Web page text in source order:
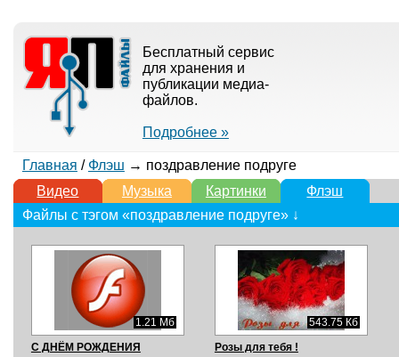
Бесплатный сервис
для хранения и
публикации медиа-
файлов.
Подробнее »
Главная / Флэш → поздравление подруге
Видео
Музыка Картинки
Флэш
Файлы с тэгом «поздравление подруге» ↓
1.21 Мб
С ДНЁМ РОЖДЕНИЯ
543.75 Кб
Розы для тебя !